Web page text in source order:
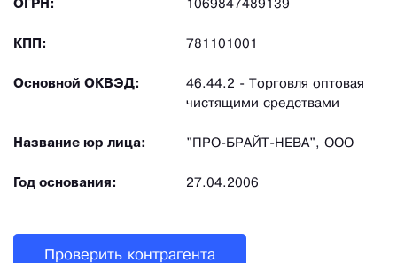
ОГРН: 1069847489139
КПП: 781101001
Основной ОКВЭД:
46.44.2 - Торговля оптовая
чистящими средствами
Название юр лица: "ПРО-БРАЙТ-НЕВА", ООО
Год основания: 27.04.2006
Проверить контрагента